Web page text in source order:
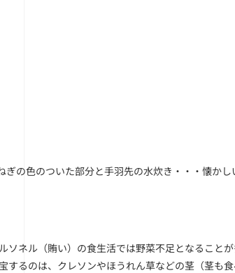
ぎの色のついた部分と手羽先の水炊き・・・懐か
ソネル（賄い）の食生活では野菜不足となること
するのは、クレソンやほうれん草などの茎（茎も